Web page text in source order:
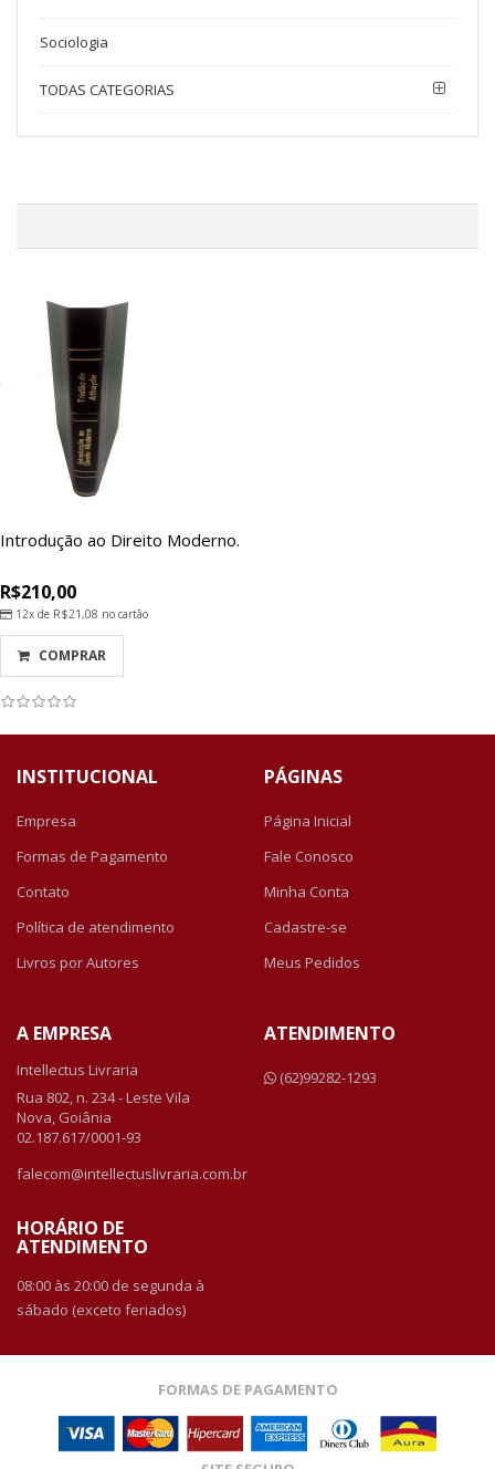
Sociologia
TODAS CATEGORIAS
Introdução ao Direito Moderno.
R$210,00
12x de R$21,08 no cartão
COMPRAR
INSTITUCIONAL
Empresa
Formas de Pagamento
Contato
Política de atendimento
Livros por Autores
PÁGINAS
Página Inicial
Fale Conosco
Minha Conta
Cadastre-se
Meus Pedidos
A EMPRESA
Intellectus Livraria
Rua 802, n. 234 - Leste Vila
Nova, Goiânia
02.187.617/0001-93
falecom@intellectuslivraria.com.br
HORÁRIO DE
ATENDIMENTO
08:00 às 20:00 de segunda à
sábado (exceto feriados)
ATENDIMENTO
(62)99282-1293
FORMAS DE PAGAMENTO